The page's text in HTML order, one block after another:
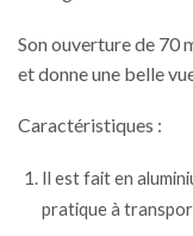
Son ouverture de 70
et donne une belle
Caractéristiques :
Il est fait en
pratique à